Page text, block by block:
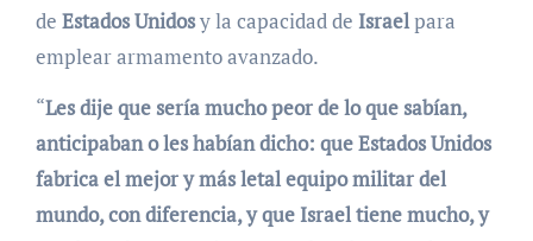
de Estados Unidosy la capacidad de Israelpara
emplear armamento avanzado.
“Les dije que sería mucho peor de lo que sabían,
anticipaban o les habían dicho: que Estados Unidos
fabrica el mejor y más letal equipo militar del
mundo, con diferencia, y que Israel tiene mucho, y